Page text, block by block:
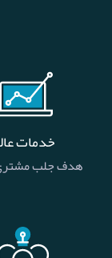
خدمات
هدف جلب